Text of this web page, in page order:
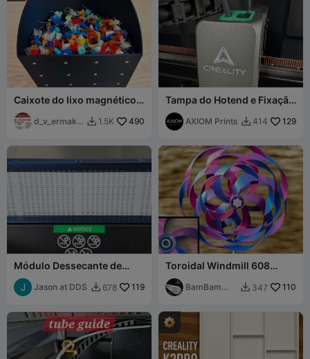
Caixote do lixo magnético
para K2 Plus
d_v_ermako
 1.5K 490
Tampa do Hotend e Fixação
do PTFE para Creality K2
PlusAXIOM Prints  414 129
Módulo Dessecante de
Fluxo de Ar para CFS
Jason at DDS  678 119
Toroidal Windmill 608
Bearing Mod
BamBam
 347 110